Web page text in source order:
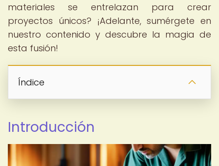
materiales se entrelazan para crear
proyectos únicos? ¡Adelante, sumérgete en
nuestro contenido y descubre la magia de
esta fusión!
Índice
Introducción